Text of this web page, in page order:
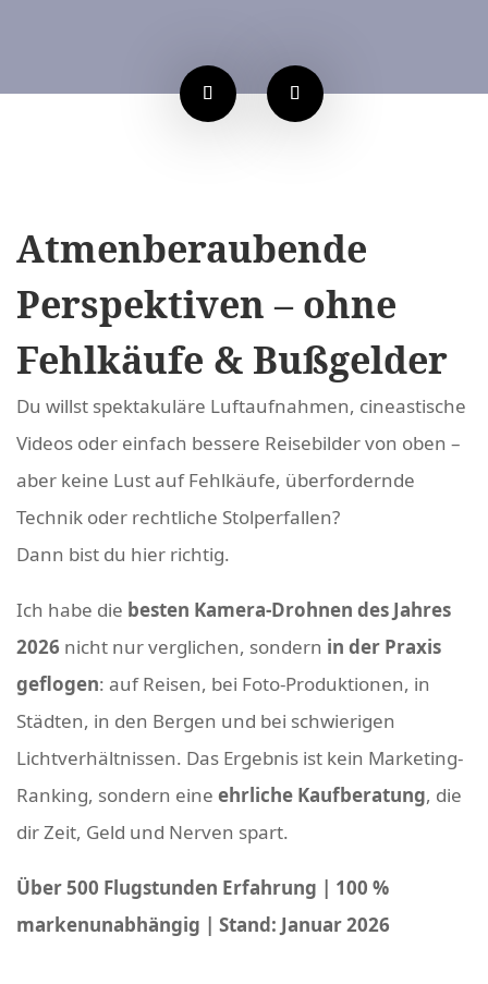
Atmenberaubende
Perspektiven – ohne
Fehlkäufe & Bußgelder
Du willst spektakuläre Luftaufnahmen, cineastische
Videos oder einfach bessere Reisebilder von oben –
aber keine Lust auf Fehlkäufe, überfordernde
Technik oder rechtliche Stolperfallen?
Dann bist du hier richtig.
Ich habe die besten Kamera-Drohnen des Jahres
2026 nicht nur verglichen, sondern in der Praxis
geflogen: auf Reisen, bei Foto-Produktionen, in
Städten, in den Bergen und bei schwierigen
Lichtverhältnissen. Das Ergebnis ist kein Marketing-
Ranking, sondern eineehrliche Kaufberatung, die
dir Zeit, Geld und Nerven spart.
Über 500 Flugstunden Erfahrung | 100 %
markenunabhängig | Stand: Januar 2026